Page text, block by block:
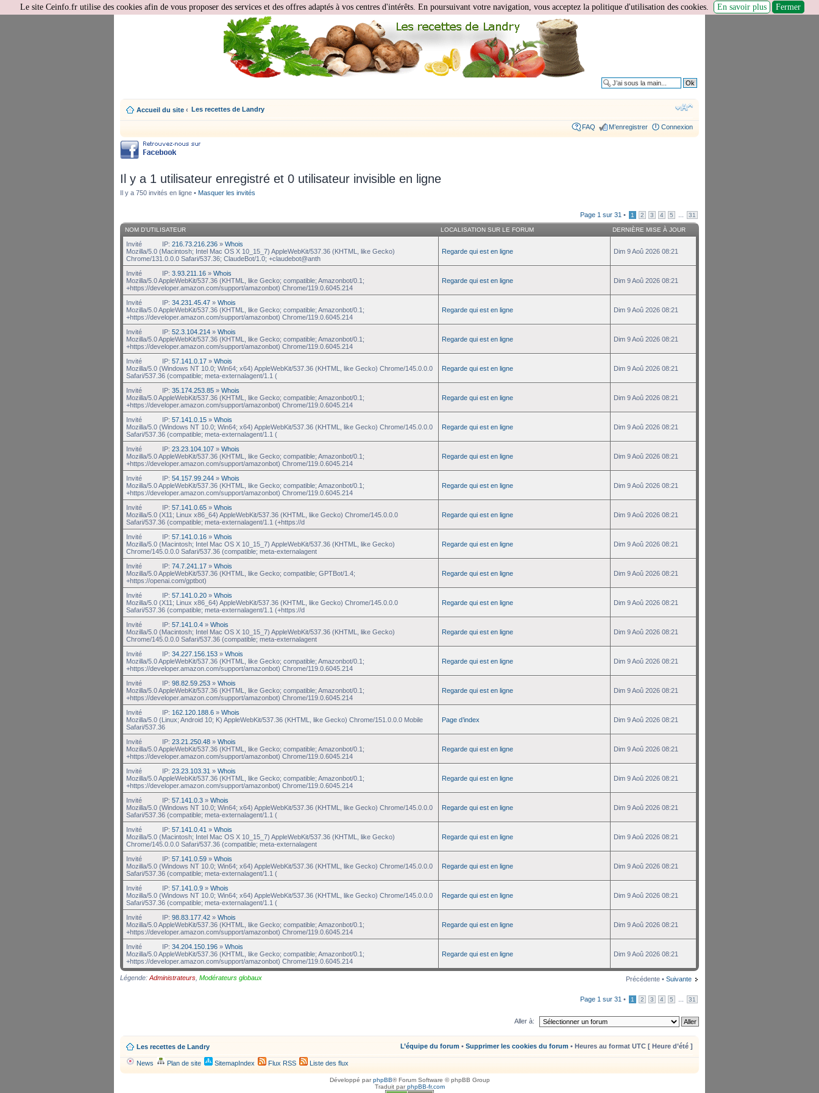
Accueil du site ‹ Les recettes de Landry
FAQ M’enregistrer Connexion
Il y a 1 utilisateur enregistré et 0 utilisateur invisible en ligne
Il y a 750 invités en ligne • Masquer les invités
Page 1 sur 31 • 1 2 3 4 5 31
NOM D’UTILISATEUR LOCALISATION SUR LE FORUM DERNIÈRE MISE À JOUR
Invité IP: 216.73.216.236 » Whois
Mozilla/5.0 (Macintosh; Intel Mac OS X 10_15_7) AppleWebKit/537.36 (KHTML, like Gecko)
Chrome/131.0.0.0 Safari/537.36; ClaudeBot/1.0; +claudebot@anth
Regarde qui est en ligne Dim 9 Aoû 2026 08:21
Invité IP: 3.93.211.16 » Whois
Mozilla/5.0 AppleWebKit/537.36 (KHTML, like Gecko; compatible; Amazonbot/0.1;
+https://developer.amazon.com/support/amazonbot) Chrome/119.0.6045.214
Regarde qui est en ligne Dim 9 Aoû 2026 08:21
Invité IP: 34.231.45.47 » Whois
Mozilla/5.0 AppleWebKit/537.36 (KHTML, like Gecko; compatible; Amazonbot/0.1;
+https://developer.amazon.com/support/amazonbot) Chrome/119.0.6045.214
Regarde qui est en ligne Dim 9 Aoû 2026 08:21
Invité IP: 52.3.104.214 » Whois
Mozilla/5.0 AppleWebKit/537.36 (KHTML, like Gecko; compatible; Amazonbot/0.1;
+https://developer.amazon.com/support/amazonbot) Chrome/119.0.6045.214
Regarde qui est en ligne Dim 9 Aoû 2026 08:21
Invité IP: 57.141.0.17 » Whois
Mozilla/5.0 (Windows NT 10.0; Win64; x64) AppleWebKit/537.36 (KHTML, like Gecko) Chrome/145.0.0.0
Safari/537.36 (compatible; meta-externalagent/1.1 (
Regarde qui est en ligne Dim 9 Aoû 2026 08:21
Invité IP: 35.174.253.85 » Whois
Mozilla/5.0 AppleWebKit/537.36 (KHTML, like Gecko; compatible; Amazonbot/0.1;
+https://developer.amazon.com/support/amazonbot) Chrome/119.0.6045.214
Regarde qui est en ligne Dim 9 Aoû 2026 08:21
Invité IP: 57.141.0.15 » Whois
Mozilla/5.0 (Windows NT 10.0; Win64; x64) AppleWebKit/537.36 (KHTML, like Gecko) Chrome/145.0.0.0
Safari/537.36 (compatible; meta-externalagent/1.1 (
Regarde qui est en ligne Dim 9 Aoû 2026 08:21
Invité IP: 23.23.104.107 » Whois
Mozilla/5.0 AppleWebKit/537.36 (KHTML, like Gecko; compatible; Amazonbot/0.1;
+https://developer.amazon.com/support/amazonbot) Chrome/119.0.6045.214
Regarde qui est en ligne Dim 9 Aoû 2026 08:21
Invité IP: 54.157.99.244 » Whois
Mozilla/5.0 AppleWebKit/537.36 (KHTML, like Gecko; compatible; Amazonbot/0.1;
+https://developer.amazon.com/support/amazonbot) Chrome/119.0.6045.214
Regarde qui est en ligne Dim 9 Aoû 2026 08:21
Invité IP: 57.141.0.65 » Whois
Mozilla/5.0 (X11; Linux x86_64) AppleWebKit/537.36 (KHTML, like Gecko) Chrome/145.0.0.0
Safari/537.36 (compatible; meta-externalagent/1.1 (+https://d
Regarde qui est en ligne Dim 9 Aoû 2026 08:21
Invité IP: 57.141.0.16 » Whois
Mozilla/5.0 (Macintosh; Intel Mac OS X 10_15_7) AppleWebKit/537.36 (KHTML, like Gecko)
Chrome/145.0.0.0 Safari/537.36 (compatible; meta-externalagent
Regarde qui est en ligne Dim 9 Aoû 2026 08:21
Invité IP: 74.7.241.17 » Whois
Mozilla/5.0 AppleWebKit/537.36 (KHTML, like Gecko; compatible; GPTBot/1.4;
+https://openai.com/gptbot)
Regarde qui est en ligne Dim 9 Aoû 2026 08:21
Invité IP: 57.141.0.20 » Whois
Mozilla/5.0 (X11; Linux x86_64) AppleWebKit/537.36 (KHTML, like Gecko) Chrome/145.0.0.0
Safari/537.36 (compatible; meta-externalagent/1.1 (+https://d
Regarde qui est en ligne Dim 9 Aoû 2026 08:21
Invité IP: 57.141.0.4 » Whois
Mozilla/5.0 (Macintosh; Intel Mac OS X 10_15_7) AppleWebKit/537.36 (KHTML, like Gecko)
Chrome/145.0.0.0 Safari/537.36 (compatible; meta-externalagent
Regarde qui est en ligne Dim 9 Aoû 2026 08:21
Invité IP: 34.227.156.153 » Whois
Mozilla/5.0 AppleWebKit/537.36 (KHTML, like Gecko; compatible; Amazonbot/0.1;
+https://developer.amazon.com/support/amazonbot) Chrome/119.0.6045.214
Regarde qui est en ligne Dim 9 Aoû 2026 08:21
Invité IP: 98.82.59.253 » Whois
Mozilla/5.0 AppleWebKit/537.36 (KHTML, like Gecko; compatible; Amazonbot/0.1;
+https://developer.amazon.com/support/amazonbot) Chrome/119.0.6045.214
Regarde qui est en ligne Dim 9 Aoû 2026 08:21
Invité IP: 162.120.188.6 » Whois
Mozilla/5.0 (Linux; Android 10; K) AppleWebKit/537.36 (KHTML, like Gecko) Chrome/151.0.0.0 Mobile
Safari/537.36
Page d’index Dim 9 Aoû 2026 08:21
Invité IP: 23.21.250.48 » Whois
Mozilla/5.0 AppleWebKit/537.36 (KHTML, like Gecko; compatible; Amazonbot/0.1;
+https://developer.amazon.com/support/amazonbot) Chrome/119.0.6045.214
Regarde qui est en ligne Dim 9 Aoû 2026 08:21
Invité IP: 23.23.103.31 » Whois
Mozilla/5.0 AppleWebKit/537.36 (KHTML, like Gecko; compatible; Amazonbot/0.1;
+https://developer.amazon.com/support/amazonbot) Chrome/119.0.6045.214
Regarde qui est en ligne Dim 9 Aoû 2026 08:21
Invité IP: 57.141.0.3 » Whois
Mozilla/5.0 (Windows NT 10.0; Win64; x64) AppleWebKit/537.36 (KHTML, like Gecko) Chrome/145.0.0.0
Safari/537.36 (compatible; meta-externalagent/1.1 (
Regarde qui est en ligne Dim 9 Aoû 2026 08:21
Invité IP: 57.141.0.41 » Whois
Mozilla/5.0 (Macintosh; Intel Mac OS X 10_15_7) AppleWebKit/537.36 (KHTML, like Gecko)
Chrome/145.0.0.0 Safari/537.36 (compatible; meta-externalagent
Regarde qui est en ligne Dim 9 Aoû 2026 08:21
Invité IP: 57.141.0.59 » Whois
Mozilla/5.0 (Windows NT 10.0; Win64; x64) AppleWebKit/537.36 (KHTML, like Gecko) Chrome/145.0.0.0
Safari/537.36 (compatible; meta-externalagent/1.1 (
Regarde qui est en ligne Dim 9 Aoû 2026 08:21
Invité IP: 57.141.0.9 » Whois
Mozilla/5.0 (Windows NT 10.0; Win64; x64) AppleWebKit/537.36 (KHTML, like Gecko) Chrome/145.0.0.0
Safari/537.36 (compatible; meta-externalagent/1.1 (
Regarde qui est en ligne Dim 9 Aoû 2026 08:21
Invité IP: 98.83.177.42 » Whois
Mozilla/5.0 AppleWebKit/537.36 (KHTML, like Gecko; compatible; Amazonbot/0.1;
+https://developer.amazon.com/support/amazonbot) Chrome/119.0.6045.214
Regarde qui est en ligne Dim 9 Aoû 2026 08:21
Invité IP: 34.204.150.196 » Whois
Mozilla/5.0 AppleWebKit/537.36 (KHTML, like Gecko; compatible; Amazonbot/0.1;
+https://developer.amazon.com/support/amazonbot) Chrome/119.0.6045.214
Regarde qui est en ligne Dim 9 Aoû 2026 08:21
Précédente • Suivante
Légende: Administrateurs Modérateurs globaux
Page 1 sur 31 • 1 2 3 4 5 31
Aller à:
Les recettes de Landry L’équipe du forum • Supprimer les cookies du forum • Heures au format UTC [ Heure d’été ]
News Plan de site SitemapIndex Flux RSS Liste des flux
Développé parphpBB® Forum Software © phpBB Group
Traduit parphpBB-fr.com
Le site Ceinfo.fr utilise des cookies afin de vous proposer des services et des offres adaptés à vos centres d'intérêts. En poursuivant votre navigation, vous acceptez la politique d'utilisation des cookies. En savoir plus Fermer